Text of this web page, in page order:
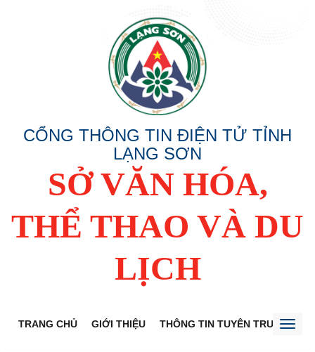
CỔNG THÔNG TIN ĐIỆN TỬ TỈNH
LẠNG SƠN
SỞ VĂN HÓA,
THỂ THAO VÀ DU
LỊCH
TRANG CHỦ GIỚI THIỆU THÔNG TIN TUYÊN TRUYỀN